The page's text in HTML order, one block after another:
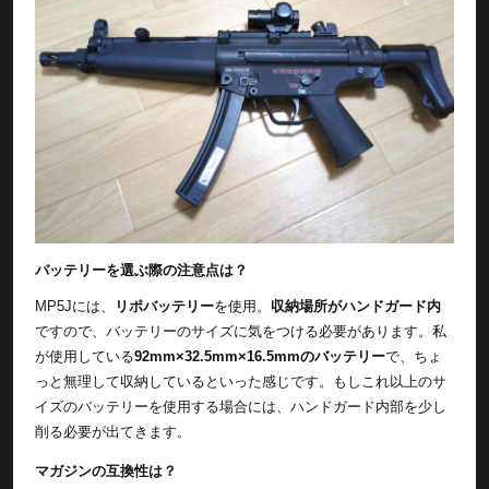
バッテリーを選ぶ際の注意点は？
MP5Jには、 リポバッテリーを使用。 収納場所がハンドガード内
ですので、バッテリーのサイズに気をつける必要があります。私
が使用している92mm×32.5mm×16.5mmのバッテリーで、ちょ
っと無理して収納しているといった感じです。もしこれ以上のサ
イズのバッテリーを使用する場合には、ハンドガード内部を少し
削る必要が出てきます。
マガジンの互換性は？